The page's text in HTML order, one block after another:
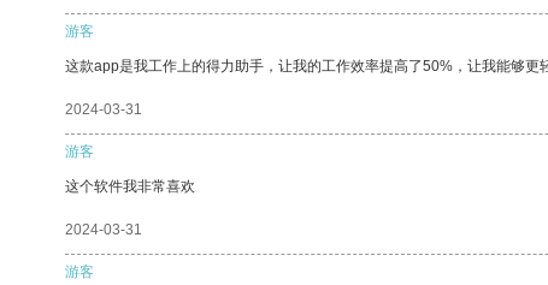
游客
这款app是我工作上的得力助手，让我的工作效率提高了50%，让我能够更
2024-03-31
游客
这个软件我非常喜欢
2024-03-31
游客